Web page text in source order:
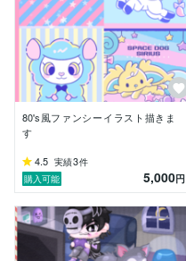
80's風ファンシーイラスト描きま
す
4.5 実績3件
購入可能
5,000円